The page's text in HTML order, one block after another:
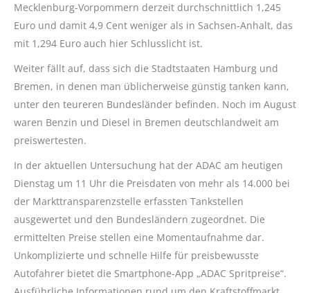
Mecklenburg-Vorpommern derzeit durchschnittlich 1,245
Euro und damit 4,9 Cent weniger als in Sachsen-Anhalt, das
mit 1,294 Euro auch hier Schlusslicht ist.
Weiter fällt auf, dass sich die Stadtstaaten Hamburg und
Bremen, in denen man üblicherweise günstig tanken kann,
unter den teureren Bundesländer befinden. Noch im August
waren Benzin und Diesel in Bremen deutschlandweit am
preiswertesten.
In der aktuellen Untersuchung hat der ADAC am heutigen
Dienstag um 11 Uhr die Preisdaten von mehr als 14.000 bei
der Markttransparenzstelle erfassten Tankstellen
ausgewertet und den Bundesländern zugeordnet. Die
ermittelten Preise stellen eine Momentaufnahme dar.
Unkomplizierte und schnelle Hilfe für preisbewusste
Autofahrer bietet die Smartphone-App „ADAC Spritpreise“.